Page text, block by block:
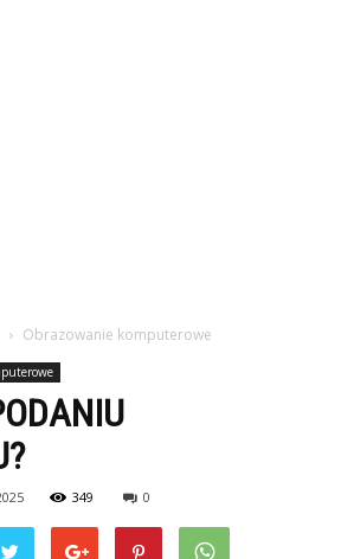
Obrazowanie komputerowe
349 0